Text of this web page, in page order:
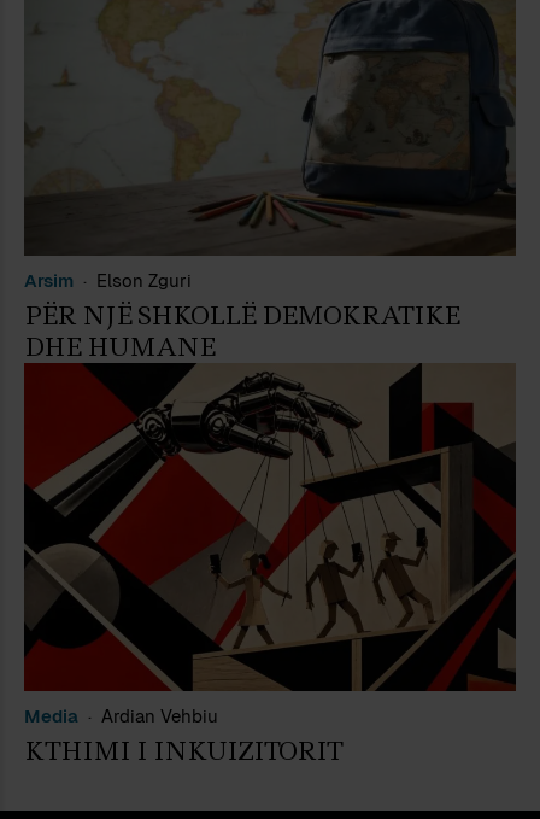
Arsim Elson Zguri
PËR NJË SHKOLLË DEMOKRATIKE
DHE HUMANE
Media Ardian Vehbiu
KTHIMI I INKUIZITORIT